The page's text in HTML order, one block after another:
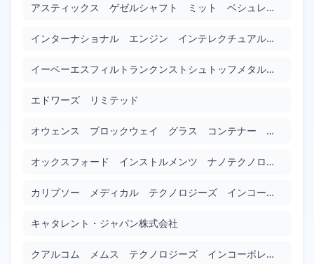
Filed: 1/14/2010Granted: 1/10/2014 1457 days
JP2010013097
Filed: 1/21/2010Granted: 4/25/2014
Google Patents
Filed: 1/21/2010Granted: 4/13/2012 813 days
２段構造ロッドレンズアレイの製造方法
Google Patents
アスティックス ゲゼルシャフト ミット ベシュレンクテル ハフツング
インターナショナル エンジン インテレクチュアル プロパティー カンパニー リミテッド ライアビリティ カンパニー
イーベーエスフィルトランクンストシュトッフメタルエルツォイクニッセ ゲーエムベーハー
エドワーズ リミテッド
オウェンス ブロックウェイ グラス コンテナー インコーポレイテッド
オックスフォード インストルメンツ ナノテクノロジー ツールス リミテッド
カリプソー メディカル テクノロジーズ インコーポレイテッド
キャタレント・ジャパン株式会社
クアルコム メムス テクノロジーズ インコーポレイテッド